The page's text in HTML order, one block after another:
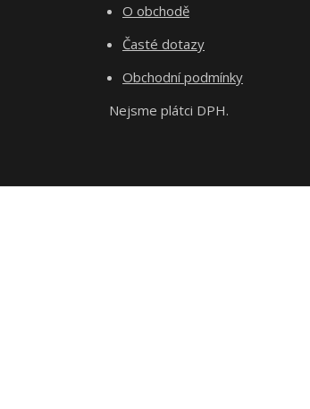
O obchodě
Časté dotazy
Obchodní podmínky
Nejsme plátci DPH.